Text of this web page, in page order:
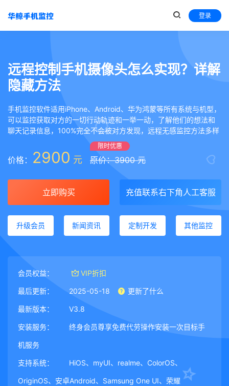
登录
远程控制手机摄像头怎么实现？详解
隐藏方法
手机监控软件适用iPhone、Android、华为鸿蒙等所有系统与机型，
可以监控获取对方的一切行动轨迹和一举一动，了解他们的想法和
聊天记录信息，100%完全不会被对方发现，远程无感监控方法多样
价格： 2900 元
限时优惠
原价：3900 元
立即购买 充值联系右下角人工客服
升级会员 新闻资讯 定制开发 其他监控
会员权益： VIP折扣
最后更新： 2025-05-18 更新了什么
最新版本： V3.8
安装服务： 终身会员尊享免费代劳操作安装一次目标手
机服务
支持系统： HiOS、myUI、realme、ColorOS、
OriginOS、安卓Android、Samsung One UI、荣耀